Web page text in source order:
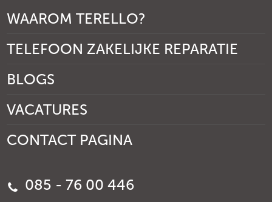
WAAROM TERELLO?
TELEFOON ZAKELIJKE REPARATIE
BLOGS
VACATURES
CONTACT PAGINA
085 - 76 00 446